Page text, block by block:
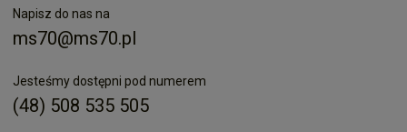
Napisz do nas na
ms70@ms70.pl
Jesteśmy dostępni pod numerem
(48) 508 535 505